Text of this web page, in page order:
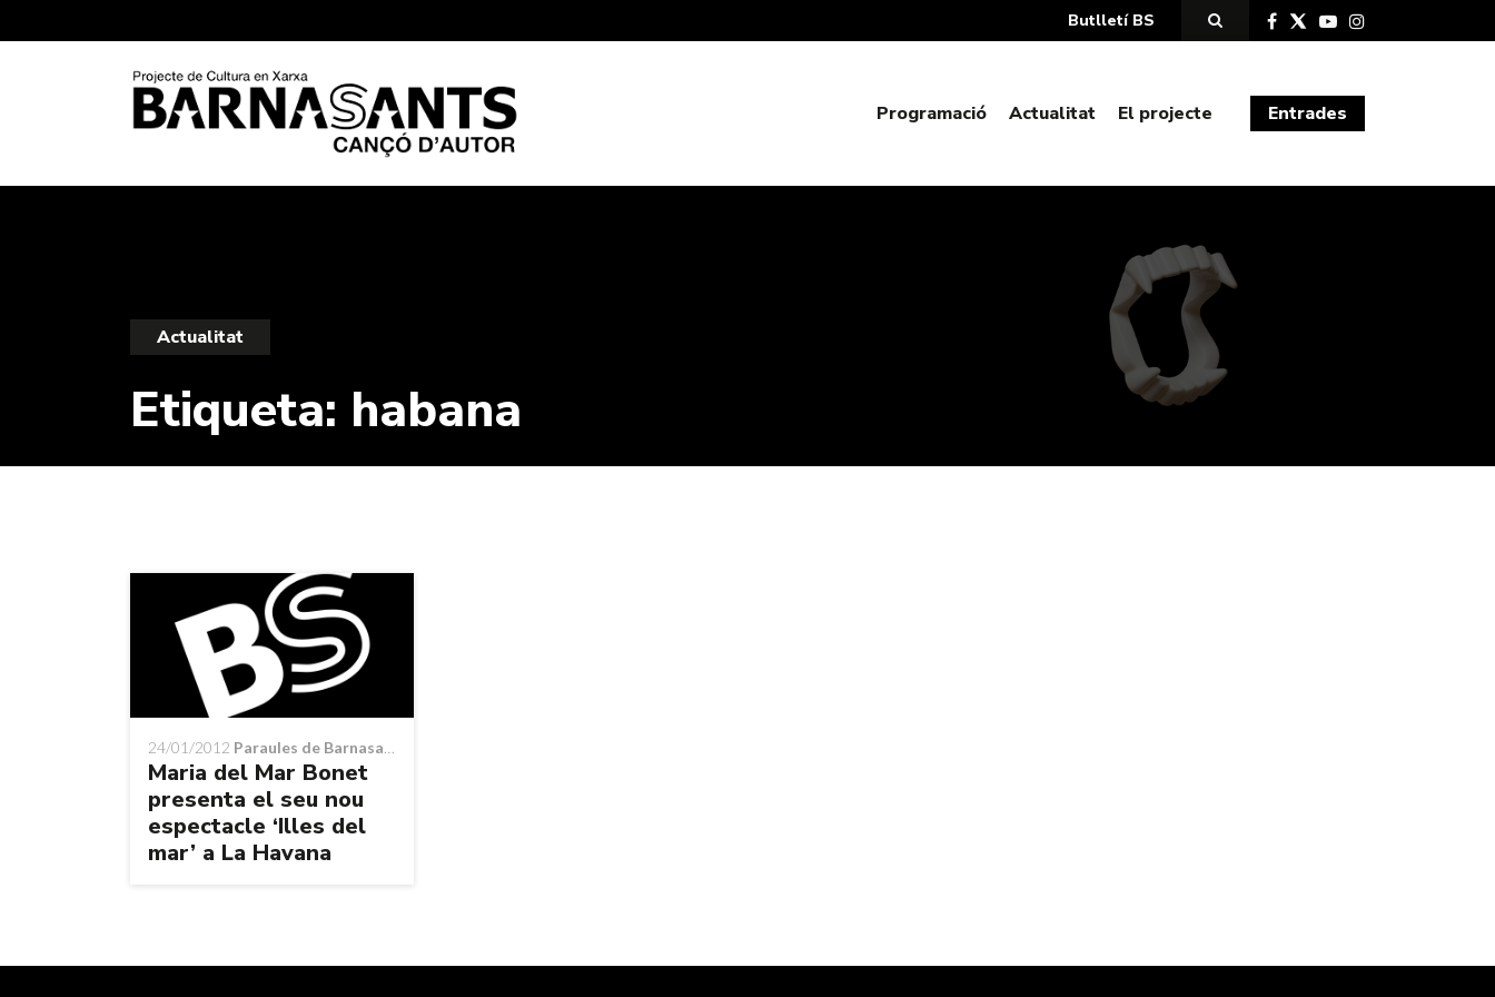
Butlletí BS
Programació Actualitat El projecte Entrades
Actualitat
Etiqueta: habana
24/01/2012 Paraules de Barnasants
Maria del Mar Bonet
presenta el seu nou
espectacle ‘Illes del
mar’ a La Havana